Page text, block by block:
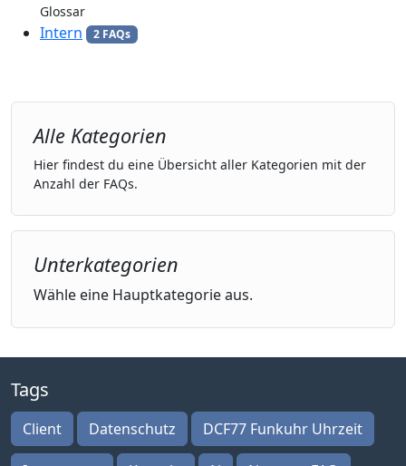
Glossar
Intern 2 FAQs
Alle Kategorien
Hier findest du eine Übersicht aller Kategorien mit der
Anzahl der FAQs.
Unterkategorien
Wähle eine Hauptkategorie aus.
Tags
Client Datenschutz DCF77 Funkuhr Uhrzeit